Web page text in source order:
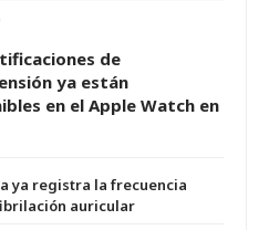
de
ya están
en el Apple Watch en
ya registra la frecuencia
auricular